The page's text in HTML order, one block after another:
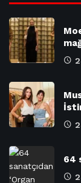
64